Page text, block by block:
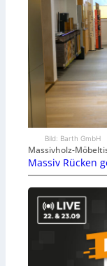
Bild: Barth GmbH
Massivholz-
Massiv Rücken